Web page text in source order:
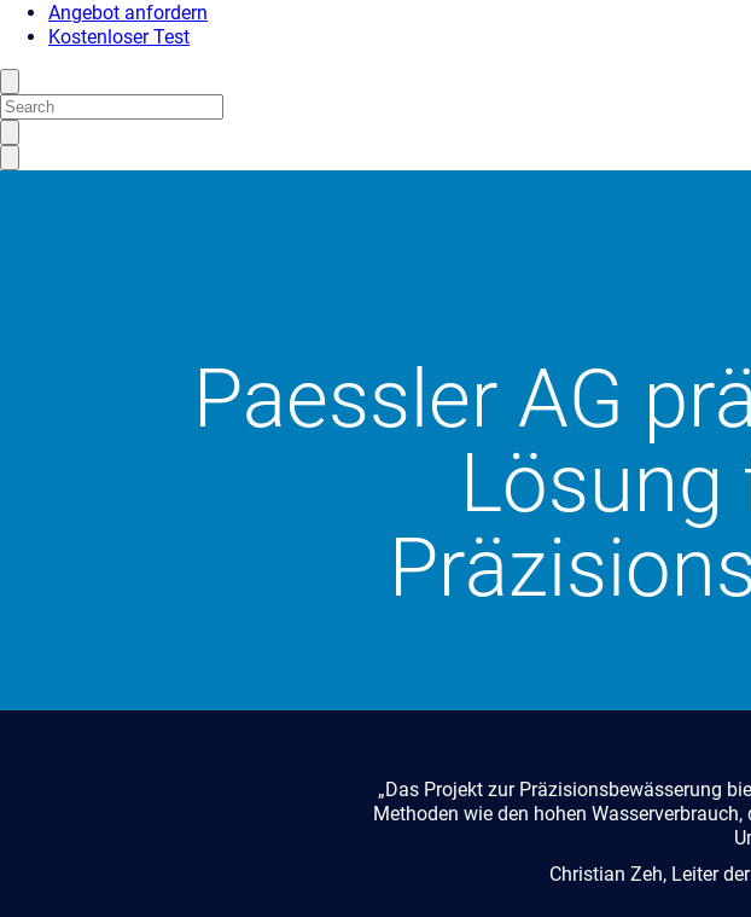
Angebot anfordern
Kostenloser Test
Paessler AG
„Das Projekt zur Präzisionsbewässerung
Methoden wie den hohen
Christian Zeh, Leiter